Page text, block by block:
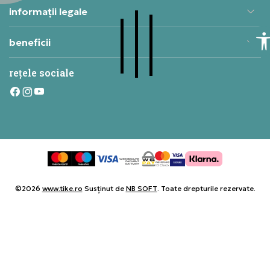
informații legale
beneficii
rețele sociale
©2026 www.tike.ro Susținut de NB SOFT. Toate drepturile rezervate.